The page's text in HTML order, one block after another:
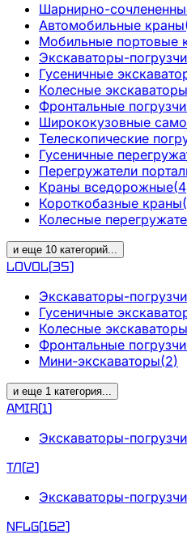
Шарнирно-
Автомобильные краны
Мобильные портовые
Экскаваторы-
Гусеничные
Колесные экскаваторы
Фронтальные
Ширококузовные
Телескопические
Гусеничные
Перегружатели
Краны вседорожные(4
Короткобазные краны(
Колесные
и еще 10 категорий...
LOVOL(35)
Экскаваторы-
Гусеничные
Колесные экскаваторы
Фронтальные
Мини-экскаваторы(2)
и еще 1 категория...
AMIR(1)
Экскаваторы-
ТЛ(2)
Экскаваторы-
NFLG(162)